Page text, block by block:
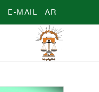
AR
E-MAIL